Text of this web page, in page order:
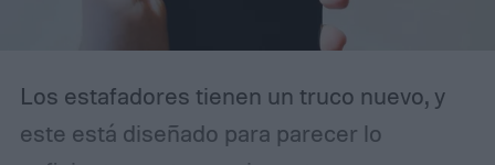
Los estafadores tienen un truco nuevo, y
este está diseñado para parecer lo